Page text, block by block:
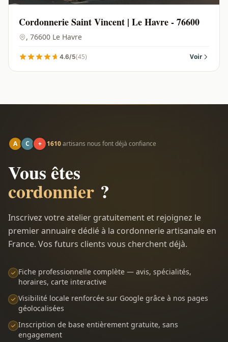
Cordonnerie Saint Vincent | Le Havre - 76600
, 76600 Le Havre
4.6/5(45) Voir
A C + 1610artisans nous font déjà confiance
Vous êtes
cordonnier ?
Inscrivez votre atelier gratuitement et rejoignez le
premier annuaire dédié à la cordonnerie artisanale en
France. Vos futurs clients vous cherchent déjà.
Fiche professionnelle complète — avis, spécialités,
horaires, carte interactive
Visibilité locale renforcée sur Google grâce à nos pages
géolocalisées
Inscription de base entièrement gratuite, sans
engagement